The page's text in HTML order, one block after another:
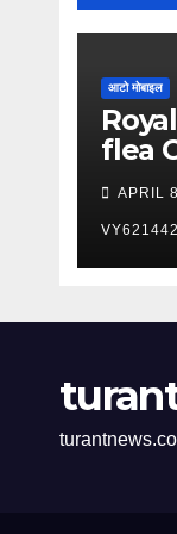
आटो मोबाइल
flea
APRIL